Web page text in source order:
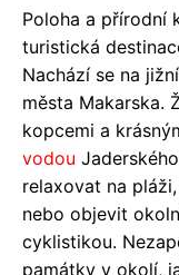
Poloha a přírodní
turistická
Nachází se na
města Makarska.
kopcemi a
vodou
relaxovat na
nebo objevit
cyklistikou.
památky v okolí,